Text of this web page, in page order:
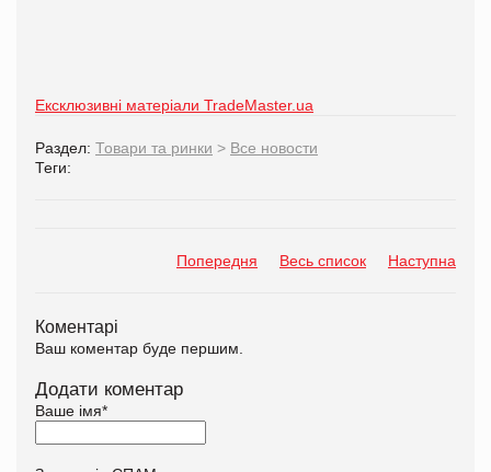
Ексклюзивні матеріали TradeMaster.ua
Раздел: Товари та ринки > Все новости
Теги:
Попередня Весь список Наступна
Коментарі
Ваш коментар буде першим.
Додати коментар
Ваше імя*